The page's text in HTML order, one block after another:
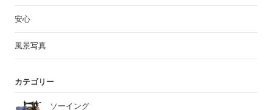
安心
風景写真
カテゴリー
ソーイング